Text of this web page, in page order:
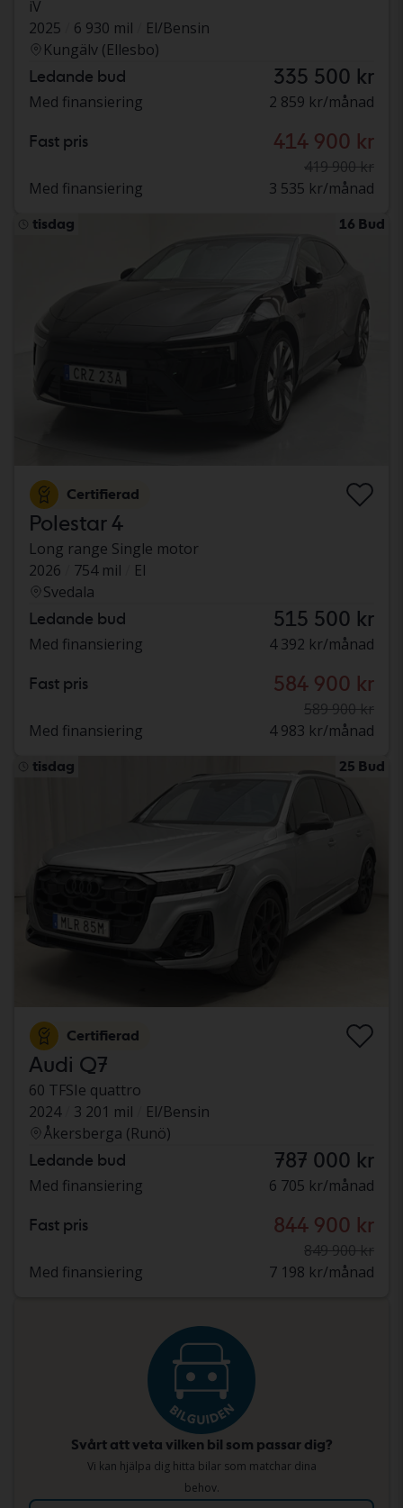
iV
2025
6 930 mil
El/Bensin
Kungälv (Ellesbo)
Ledande bud 335 500 kr
Med finansiering 2 859 kr/månad
Fast pris 414 900 kr
419 900 kr
Med finansiering
3 535 kr/månad
tisdag 16 Bud
Certifierad
Polestar 4
Long range Single motor
2026
754 mil
El
Svedala
Ledande bud 515 500 kr
Med finansiering 4 392 kr/månad
Fast pris 584 900 kr
589 900 kr
Med finansiering
4 983 kr/månad
tisdag 25 Bud
Certifierad
Audi Q7
60 TFSIe quattro
2024
3 201 mil
El/Bensin
Åkersberga (Runö)
Ledande bud 787 000 kr
Med finansiering 6 705 kr/månad
Fast pris 844 900 kr
849 900 kr
Med finansiering
7 198 kr/månad
Svårt att veta vilken bil som passar dig?
Vi kan hjälpa dig hitta bilar som matchar dina
behov.